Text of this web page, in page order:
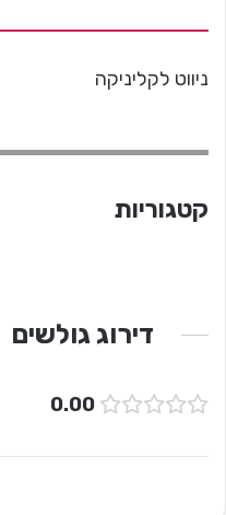
ניווט לקליניקה
קטגוריות
דירוג גולשים
0.00